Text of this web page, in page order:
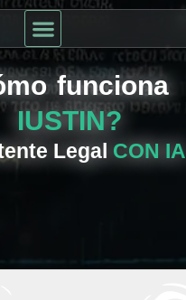
funciona
IUSTIN?
Legal CON IA